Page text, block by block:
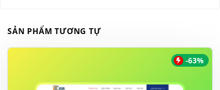
SẢN PHẨM TƯƠNG TỰ
-63%